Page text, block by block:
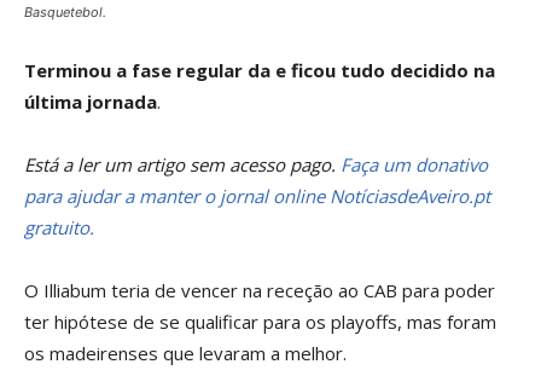
Basquetebol.
Terminou a fase regular da e ficou tudo decidido na
última jornada.
Está a ler um artigo sem acesso pago. Faça um donativo
para ajudar a manter o jornal online NotíciasdeAveiro.pt
gratuito.
O Illiabum teria de vencer na receção ao CAB para poder
ter hipótese de se qualificar para os playoffs, mas foram
os madeirenses que levaram a melhor.